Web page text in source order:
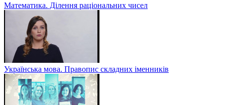
Математика. Ділення раціональних чисел
Українська мова. Правопис складних іменників